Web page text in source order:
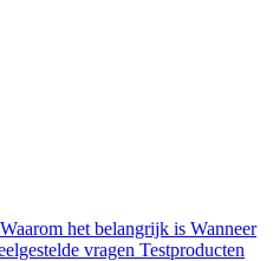
Waarom het belangrijk is Wanneer
vragen Testproducten